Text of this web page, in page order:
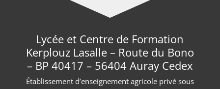
Lycée et Centre de Formation
Kerplouz Lasalle – Route du Bono
– BP 40417 – 56404 Auray Cedex
Établissement d’enseignement agricole privé sous